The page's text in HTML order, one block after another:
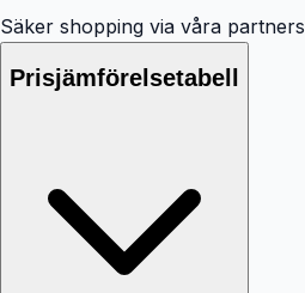
Säker shopping via våra partners
Prisjämförelsetabell